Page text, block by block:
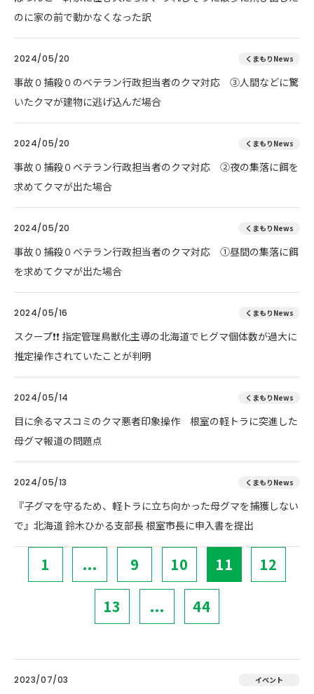
のに家の前で動かなくなった訳
2024/05/20 くまもりNews
事故０捕殺０のベテラン行政担当者のクマ対応 ③人間などに驚
いたクマが建物に逃げ込んだ場合
2024/05/20 くまもりNews
事故０捕殺０ベテラン行政担当者のクマ対応 ②夜の集落に餌を
求めてクマが出た場合
2024/05/20 くまもりNews
事故０捕殺０ベテラン行政担当者のクマ対応 ①昼間の集落に餌
を求めてクマが出た場合
2024/05/16 くまもりNews
スクープ❗❗ 指定管理鳥獣化主導の北海道でヒグマ個体数が過大に
推定操作されていたことが判明
2024/05/14 くまもりNews
目に余るマスコミのクマ悪者印象操作 根室の軽トラに突進した
母グマ報道の問題点
2024/05/13 くまもりNews
『子グマを守るため、軽トラに立ち向かった母グマを捕獲しない
で』北海道 鈴木ひかる支部長 根室市長に申入書を提出
1 ... 9 10 11 12
13 ... 44
2023/07/03 イベント